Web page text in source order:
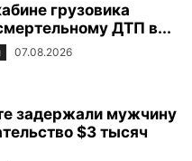
грузовика
ДТП в...
07.08.2026
задержали мужчину
$3 тысяч